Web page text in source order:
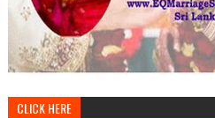
CLICK HERE